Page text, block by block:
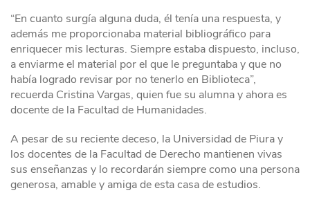
“En cuanto surgía alguna duda, él tenía una respuesta, y
además me proporcionaba material bibliográfico para
enriquecer mis lecturas. Siempre estaba dispuesto, incluso,
a enviarme el material por el que le preguntaba y que no
había logrado revisar por no tenerlo en Biblioteca”,
recuerda Cristina Vargas, quien fue su alumna y ahora es
docente de la Facultad de Humanidades.
A pesar de su reciente deceso, la Universidad de Piura y
los docentes de la Facultad de Derecho mantienen vivas
sus enseñanzas y lo recordarán siempre como una persona
generosa, amable y amiga de esta casa de estudios.